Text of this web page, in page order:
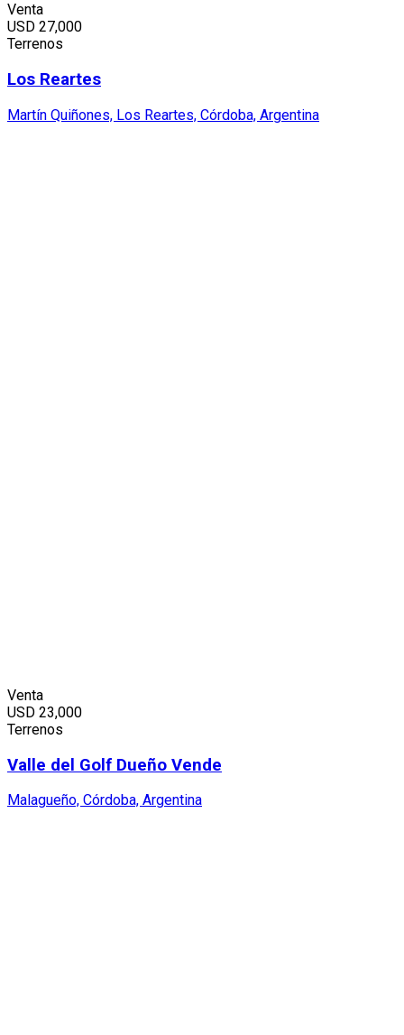
Venta
USD 27,000
Terrenos
Los Reartes
Martín Quiñones, Los Reartes, Córdoba, Argentina
Venta
USD 23,000
Terrenos
Valle del Golf Dueño Vende
Malagueño, Córdoba, Argentina